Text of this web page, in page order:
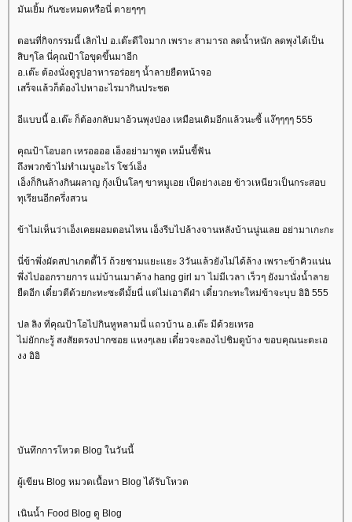
มันเยิ้ม กันซะหมดหรือนี่ ตายๆๆๆ
ตอนที่กิจกรรมนี้ เลิกไป อ.เต๊ะดีใจมาก เพราะ สามารถ ลดน้ำหนัก ลดพุงได้เป็น
สิบๆโล นี่คุณป้าโอขุดขึ้นมาอีก
อ.เต๊ะ ต้องนั่งดูรูปอาหารอร่อยๆ น้ำลายยืดหน้าจอ
เสร็จแล้วก็ต้องไปหาอะไรมากินประชด
อีแบบนี้ อ.เต๊ะ ก็ต้องกลับมาอ้วนพุงป่อง เหมือนเดิมอีกแล้วนะซี้ แง๊ๆๆๆๆ 555
คุณป้าโอบอก เหรออออ เอ็งอย่ามาพูด เหม็นขี้ฟัน
ถึงพวกข้าไม่ทำเมนูอะไร โชว์เอ็ง
เอ็งก็กินล้างกินผลาญ กุ้งเป็นโลๆ ขาหมูเอย เป็ดย่างเอย ข้าวเหนียวเป็นกระสอบ
ทุเรียนอีกครึ่งสวน
ข้าไม่เห็นว่าเอ็งเคยผอมตอนไหน เอ็งรีบไปล้างจานหลังบ้านนู่นเลย อย่ามาเกะกะ
นี่ข้าพึ่งผัดสปาเกตตี้ไว้ ถ้วยชามแยะแยะ 3วันแล้วยังไม่ได้ล้าง เพราะข้าคิวแน่น
พึ่งไปออกรายการ แม่บ้านเมาค้าง hang girl มา ไม่มีเวลา เร็วๆ ยังมานั่งน้ำลา
ืดอีก เดี๋ยวตีด้วยกะทะซะดีมั้ยนี่ แต่ไม่เอาดีฝ่า เดี๋ยวกะทะใหม่ข้าจะบุบ อิอิ 555
ปล ลิง ที่คุณป้าโอไปกินหูหลามนี่ แถวบ้าน อ.เต๊ะ มีด้วยเหรอ
ไม่ยักกะรู้ สงสัยตรงปากซอย แหงๆเลย เดี๋ยวจะลองไปชิมดูบ้าง ขอบคุณนะตะเอ
งง อิอิ
บันทึกการโหวต Blog ในวันนี้
ผู้เขียน Blog หมวดเนื้อหา Blog ได้รับโหวต
เนินน้ำ Food Blog ดู Blog